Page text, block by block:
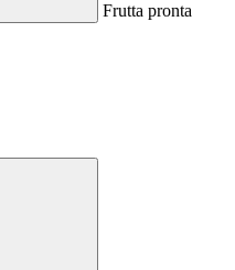
Frutta pronta